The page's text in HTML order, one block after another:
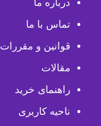
درباره ما
تماس با ما
قوانین و مقررات
مقالات
راهنمای خرید
ناحیه کاربری